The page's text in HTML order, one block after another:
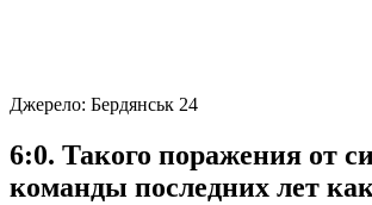
Джерело: Бердянськ 24
6:0. Такого поражения от
команды последних лет